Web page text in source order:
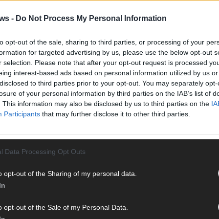
- Do Not Process My Personal Information
opt-out of the sale, sharing to third parties, or processing of your
for targeted advertising by us, please use the below opt-out
selection. Please note that after your opt-out request is processed
interest-based ads based on personal information utilized by us
to third parties prior to your opt-out. You may separately
of your personal information by third parties on the IAB’s list of
This information may also be disclosed by us to third parties on the
Participants that may further disclose it to other third parties.
Data Processing Opt Outs
opt-out of the Sharing of my personal data.
opt-out of the Sale of my Personal Data.
Blatt 551 Artikel
ist eine unabhängige, digitale Nachrichtenplattform mit Sitz
in Deutschland und der Welt. Wir verbinden klassisches